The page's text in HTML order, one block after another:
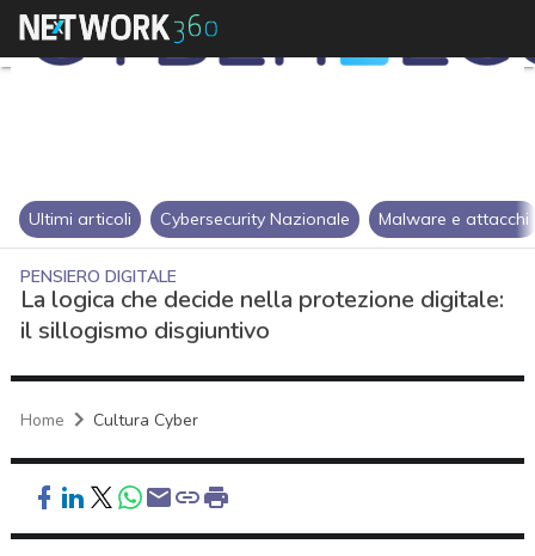
Ultimi articoli Cybersecurity Nazionale Malware e attacchi
PENSIERO DIGITALE
La logica che decide nella protezione digitale:
il sillogismo disgiuntivo
Home Cultura Cyber